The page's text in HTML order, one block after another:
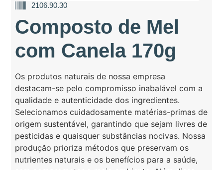
2106.90.30
Composto de Mel
com Canela 170g
Os produtos naturais de nossa empresa
destacam-se pelo compromisso inabalável com a
qualidade e autenticidade dos ingredientes.
Selecionamos cuidadosamente matérias-primas de
origem sustentável, garantindo que sejam livres de
pesticidas e quaisquer substâncias nocivas. Nossa
produção prioriza métodos que preservam os
nutrientes naturais e os benefícios para a saúde,